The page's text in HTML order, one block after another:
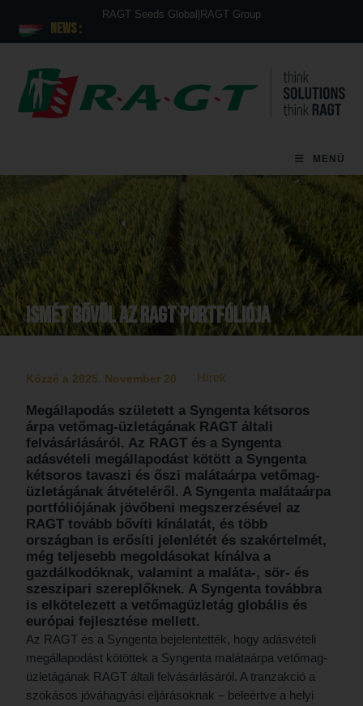
News :
RAGT Seeds Global RAGT Group
MENÜ
ISMÉT BŐVÜL AZ RAGT PORTFÓLIÓJA
Közzé a 2025. November 20 Hírek
Megállapodás született a Syngenta kétsoros
árpa vetőmag-üzletágának RAGT általi
felvásárlásáról. Az RAGT és a Syngenta
adásvételi megállapodást kötött a Syngenta
kétsoros tavaszi és őszi malátaárpa vetőmag-
üzletágának átvételéről. A Syngenta malátaárpa
portfóliójának jövőbeni megszerzésével az
RAGT tovább bővíti kínálatát, és több
országban is erősíti jelenlétét és szakértelmét,
még teljesebb megoldásokat kínálva a
gazdálkodóknak, valamint a maláta-, sör- és
szeszipari szereplőknek. A Syngenta továbbra
is elkötelezett a vetőmagüzletág globális és
európai fejlesztése mellett.
Az RAGT és a Syngenta bejelentették, hogy adásvételi
megállapodást kötöttek a Syngenta malátaárpa vetőmag-
üzletágának RAGT általi felvásárlásáról. A tranzakció a
szokásos jóváhagyási eljárásoknak – beleértve a helyi